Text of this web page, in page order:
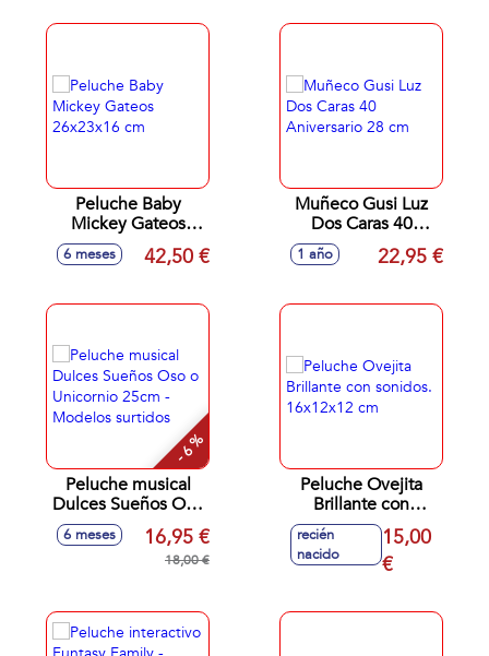
Peluche Baby
Mickey Gateos
26x23x16 cm
6 meses 42,50 €
Muñeco Gusi Luz
Dos Caras 40
Aniversario 28 cm
1 año 22,95 €
- 6 %
Peluche musical
Dulces Sueños Oso
o Unicornio 25cm -
Modelos surtidos
6 meses 16,95 €
18,00 €
Peluche Ovejita
Brillante con
sonidos. 16x12x12
recién
nacido
15,00
€